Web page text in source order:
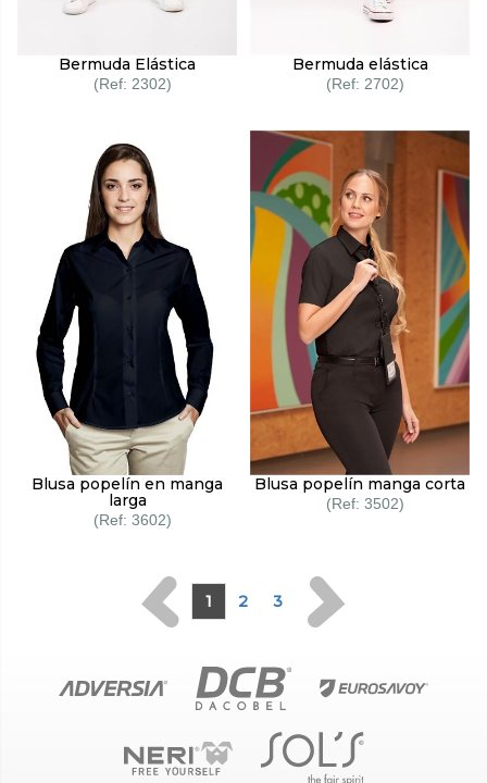
Bermuda Elástica
2302
Bermuda elástica
2702
Blusa popelín en manga
larga
3602
Blusa popelín manga corta
3502
1 2 3